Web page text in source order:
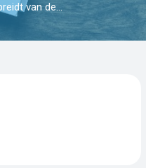
van de...